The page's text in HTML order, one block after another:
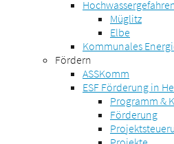
Müglitz
Elbe
Kommunales
Fördern
ASSKomm
ESF Förderung in
Programm &
Förderung